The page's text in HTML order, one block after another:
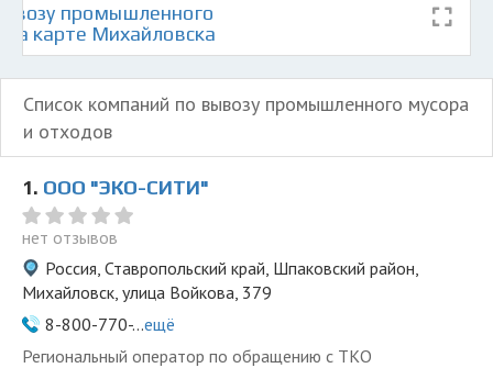
промышленного
карте Михайловска
Список компаний по вывозу промышленного мусора
и отходов
1. ООО "ЭКО-СИТИ"
нет отзывов
Россия, Ставропольский край, Шпаковский район,
Михайловск, улица Войкова, 379
8-800-770-...ещё
Региональный оператор по обращению с ТКО